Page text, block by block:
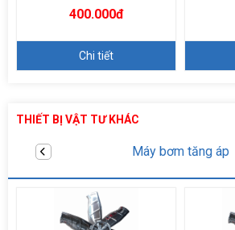
400.000đ
Chi tiết
THIẾT BỊ VẬT TƯ KHÁC
Linh kiện máy làm mát